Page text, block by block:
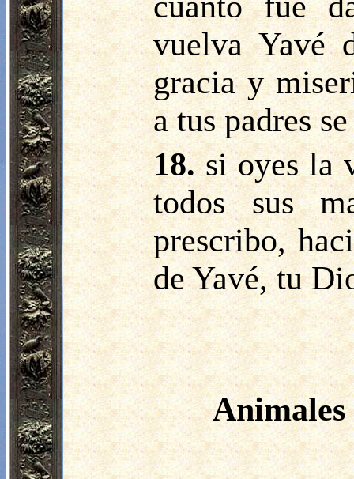
vuelva Yavé
gracia y
a tus padres
18.si oyes la
todos sus
prescribo,
de Yavé, tu
Animales